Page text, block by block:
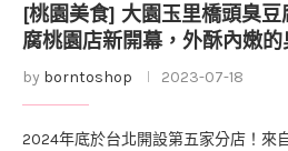
[桃園美食] 大園玉里橋頭臭
腐桃園店新開幕，外酥內嫩
by borntoshop 2023-07-18
2024年底於台北開設第五家分店！來